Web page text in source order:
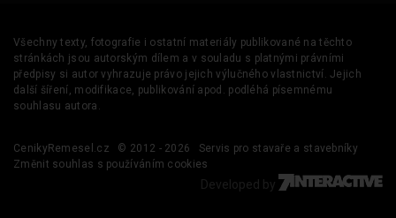
Všechny texty, fotografie i ostatní materiály publikované na těchto
stránkách jsou autorským dílem a v souladu s platnými právními
předpisy si autor vyhrazuje právo jejich výlučného vlastnictví. Jejich
další šíření, modifikace, publikování apod. podléhá písemnému
souhlasu autora.
CenikyRemesel.cz © 2012 - 2026
Servis pro stavaře a stavebníky
Změnit souhlas s používáním cookies
Developed by